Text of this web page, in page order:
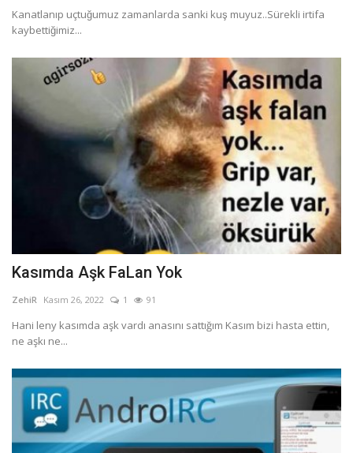
Kanatlanıp uçtuğumuz zamanlarda sanki kuş muyuz..Sürekli irtifa
kaybettiğimiz...
Kasımda Aşk FaLan Yok
ZehiR Kasım 26, 2022 1 91
Hani leny kasımda aşk vardı anasını sattığım Kasım bizi hasta ettin,
ne aşkı ne...